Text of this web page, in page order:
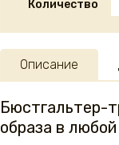
Количество
Описание
Бюстгальтер-
образа в